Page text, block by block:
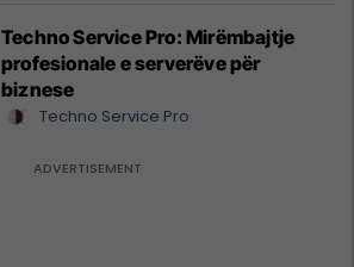
Techno Service Pro: Mirëmbajtje
profesionale e serverëve për
biznese
Techno Service Pro